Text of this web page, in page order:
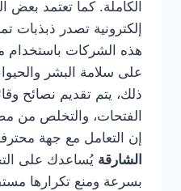
الكاملة. كما تعتمد
إلكترونية تصدر ذبذبات
هذه الشركات باستخدام
على سلامة البشر
ذلك، يتم تقديم نصائح
الفتحات، والتخلص من
إن التعامل مع جهة
الشارقة يُساعدك على
بسرعة ومنع تكرارها